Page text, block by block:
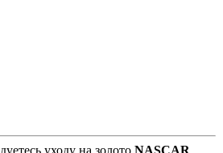
уходу на золото NASCAR